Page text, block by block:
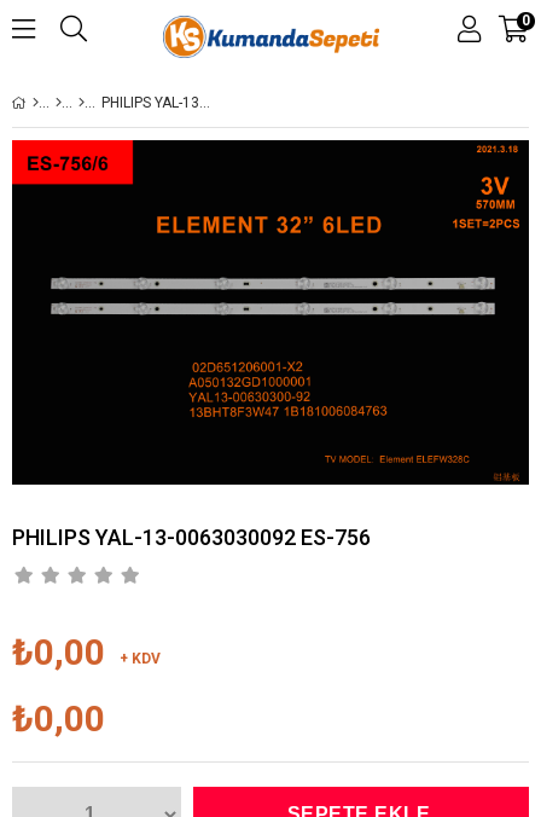
0
PHILIPS YAL-13-0063030092 ES-756
PHILIPS YAL-13-0063030092 ES-756
₺0,00 + KDV
₺0,00